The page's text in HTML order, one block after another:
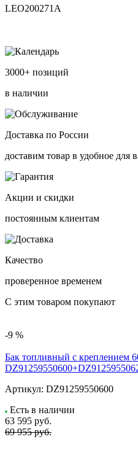
LEO200271A
3000+ позиций
в наличии
Доставка по России
доставим товар в удобное для
Акции и скидки
постоянным клиентам
Качество
проверенное временем
С этим товаром покупают
-9 %
Бак топливный с креплением
Артикул: DZ91259550600
Есть в наличии
63 595 руб.
69 955 руб.